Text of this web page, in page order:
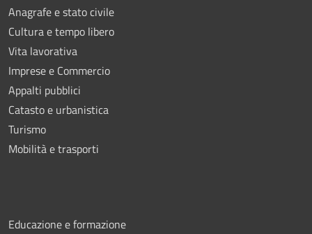
Anagrafe e stato civile
Cultura e tempo libero
Vita lavorativa
Imprese e Commercio
Appalti pubblici
Catasto e urbanistica
Turismo
Mobilità e trasporti
Educazione e formazione